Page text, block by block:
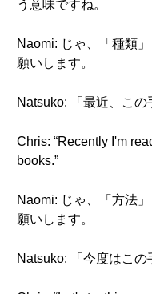
う意味ですね。
Naomi: じゃ、「種類
願いします。
Natsuko: 「最近、この
Chris: “Recently I'm
books.”
Naomi: じゃ、「方法
願いします。
Natsuko: 「今度はこの